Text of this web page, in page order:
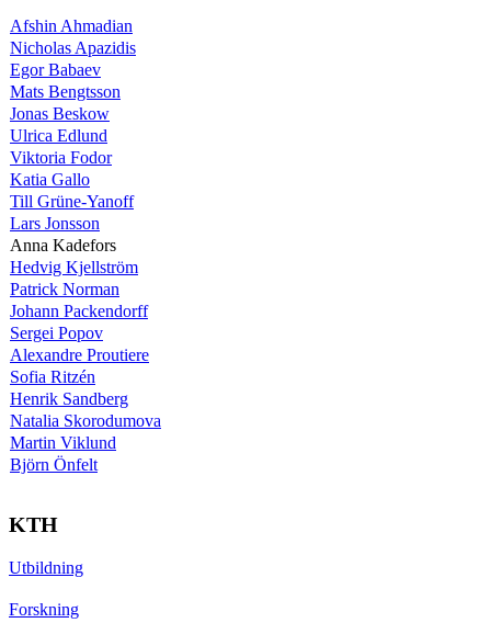
Afshin Ahmadian
Nicholas Apazidis
Egor Babaev
Mats Bengtsson
Jonas Beskow
Ulrica Edlund
Viktoria Fodor
Katia Gallo
Till Grüne-Yanoff
Lars Jonsson
Anna Kadefors
Hedvig Kjellström
Patrick Norman
Johann Packendorff
Sergei Popov
Alexandre Proutiere
Sofia Ritzén
Henrik Sandberg
Natalia Skorodumova
Martin Viklund
Björn Önfelt
KTH
Utbildning
Forskning